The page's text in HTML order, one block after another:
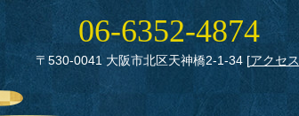
06‑6352‑4874
〒530‑0041 大阪市北区天神橋2‑1‑34[アクセス